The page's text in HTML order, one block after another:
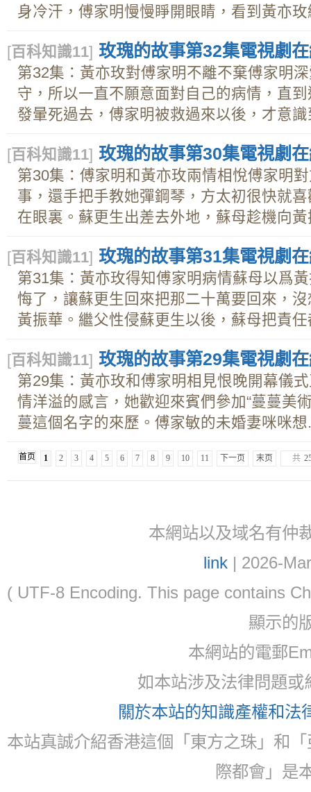
身冷汗，傅家明慢慢睜開眼睛，看到黃亦玫
[百科知識11] 玫瑰的故事第32集電視劇
第32集：黃亦玫對傅家明不離不棄傅家明
守，所以一直不願意面對自己的病情，直
發暈死過去，傅家明被救過來以後，才意識
[百科知識11] 玫瑰的故事第30集電視劇
第30集：傅家明和黃亦玫兩情相悅傅家明
事，還手把手教她彈鋼琴，方太初很快就
在眼裏。蘇更生出差去外地，蘇母趁機向黃
[百科知識11] 玫瑰的故事第31集電視劇
第31集：黃亦玫得知傅家明病情蘇母以爲
悔了，讓蘇更生回來把那二十萬要回來，
黃振華。繼父性侵蘇更生以後，蘇母把責任
[百科知識11] 玫瑰的故事第29集電視劇
第29集：黃亦玫和傅家明相見恨晚開幕儀
情洋溢的感言，她歡迎來賓們參加“蔓蔓美
蔓這個名字的來歷。傅家敏的未婚妻咪咪想
首页 1 2 3 4 5 6 7 8 9 10 11 下一页 末页 共
本網站以及域名有仲
link| 2026-
( UTF-8 Encoding. This page contains
顯示的
本網站的電郵
如本站涉及法律問題
關於本站的知識產權和法
本站真誠介紹香港這個「東方之珠」和
際都會」是